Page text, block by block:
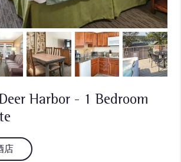
Harbor - 1 Bedroom
店